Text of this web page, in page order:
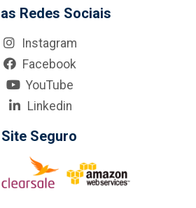
Redes Sociais
Instagram
Facebook
YouTube
Linkedin
Site Seguro